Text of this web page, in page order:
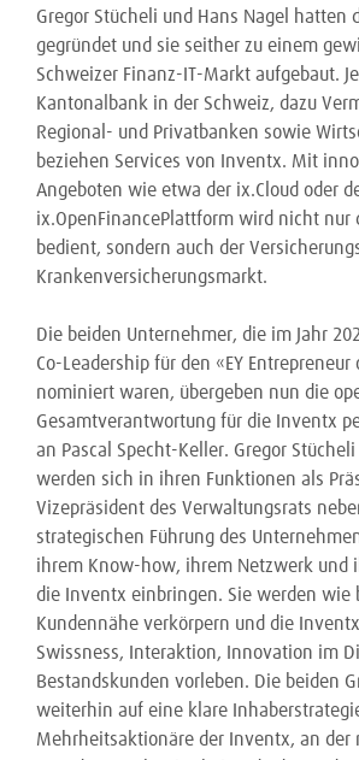
Gregor Stücheli und Hans Nagel hatten
gegründet und sie seither zu einem
Schweizer Finanz-IT-Markt aufgebaut.
Kantonalbank in der Schweiz, dazu
Regional- und Privatbanken sowie
beziehen Services von Inventx. Mit
Angeboten wie etwa der ix.Cloud oder
ix.OpenFinancePlattform wird nicht nur
bedient, sondern auch der
Krankenversicherungsmarkt.
Die beiden Unternehmer, die im Jahr
Co-Leadership für den «EY Entrepreneur
nominiert waren, übergeben nun die
Gesamtverantwortung für die Inventx
an Pascal Specht-Keller. Gregor Stücheli
werden sich in ihren Funktionen als
Vizepräsident des Verwaltungsrats
strategischen Führung des
ihrem Know-how, ihrem Netzwerk und
die Inventx einbringen. Sie werden wie
Kundennähe verkörpern und die
Swissness, Interaktion, Innovation im
Bestandskunden vorleben. Die beiden
weiterhin auf eine klare
Mehrheitsaktionäre der Inventx, an der